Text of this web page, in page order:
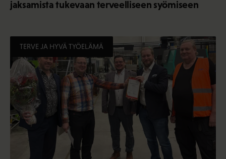
jaksamista tukevaan terveelliseen syömiseen
TERVE JA HYVÄ TYÖELÄMÄ